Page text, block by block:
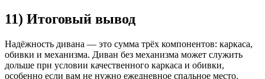
11) Итоговый вывод
Надёжность дивана — это сумма трёх компонентов: каркаса,
обивки и механизма. Диван без механизма может служить
дольше при условии качественного каркаса и обивки,
особенно если вам не нужно ежедневное спальное место.